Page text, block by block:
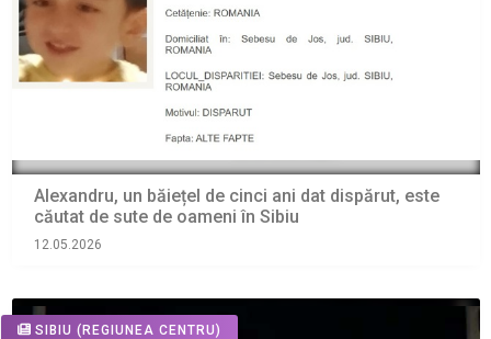
Alexandru, un băiețel de cinci ani dat dispărut, este
căutat de sute de oameni în Sibiu
12.05.2026
SIBIU (REGIUNEA CENTRU)